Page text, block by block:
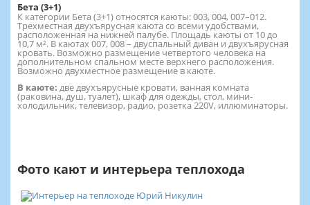
Бета (3+1)
К категории Бета (3+1) относятся каюты: 003, 004, 007–012.
Трехместная двухъярусная каюта со всеми удобствами,
расположенная на нижней палубе. Площадь каюты от 10 до
10,7 м². В каютах 007, 008 – двуспальный диван и двухъярусная
кровать. Возможно размещение четвертого человека на
дополнительном спальном месте верхнего расположения.
Возможно двухместное размещение в каюте.
В каюте: две двухъярусные кровати, ванная комната
(раковина, душ, туалет), шкаф для одежды, стол, мини-
холодильник, телевизор, радио, розетка 220V, иллюминаторы.
Фото кают и интерьера теплохода